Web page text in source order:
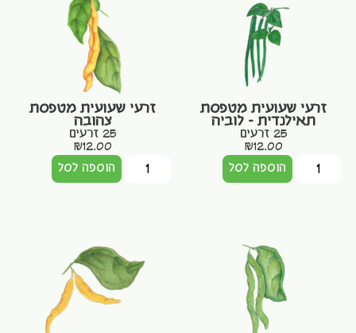
זרעי שעועית מטפסת
תאילנדית – לוביה
25 זרעים
₪12.00
הוספה לסל
זרעי שעועית מטפסת
צהובה
25 זרעים
₪12.00
הוספה לסל